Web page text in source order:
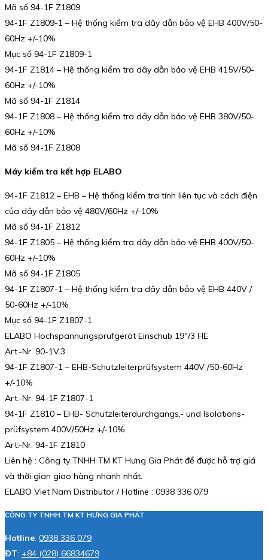
Mã số 94-1F Z1809
94-1F Z1809-1 – Hệ thống kiểm tra dây dẫn bảo vệ EHB 400V/50-
60Hz +/-10%
Mục số 94-1F Z1809-1
94-1F Z1814 – Hệ thống kiểm tra dây dẫn bảo vệ EHB 415V/50-
60Hz +/-10%
Mã số 94-1F Z1814
94-1F Z1808 – Hệ thống kiểm tra dây dẫn bảo vệ EHB 380V/50-
60Hz +/-10%
Mã số 94-1F Z1808
Máy kiểm tra kết hợp ELABO
94-1F Z1812 – EHB – Hệ thống kiểm tra tính liên tục và cách điện
của dây dẫn bảo vệ 480V/60Hz +/-10%
Mã số 94-1F Z1812
94-1F Z1805 – Hệ thống kiểm tra dây dẫn bảo vệ EHB 400V/50-
60Hz +/-10%
Mã số 94-1F Z1805
94-1F Z1807-1 – Hệ thống kiểm tra dây dẫn bảo vệ EHB 440V /
50-60Hz +/-10%
Mục số 94-1F Z1807-1
ELABO Hochspannungsprüfgerät Einschub 19″/3 HE
Art.-Nr. 90-1V.3
94-1F Z1807-1 – EHB-Schutzleiterprüfsystem 440V /50-60Hz
+/-10%
Art.-Nr. 94-1F Z1807-1
94-1F Z1810 – EHB- Schutzleiterdurchgangs,- und Isolations-
prüfsystem 400V/50Hz +/-10%
Art.-Nr. 94-1F Z1810
Liên hệ : Công ty TNHH TM KT Hưng Gia Phát để được hỗ trợ giá
và thời gian giao hàng nhanh nhất.
ELABO Viet Nam Distributor / Hotline : 0938 336 079
CÔNG TY TNHH TM KT HƯNG GIA PHÁT
Hotline: 0938 336 079
ĐT: +84 (028) 66834679